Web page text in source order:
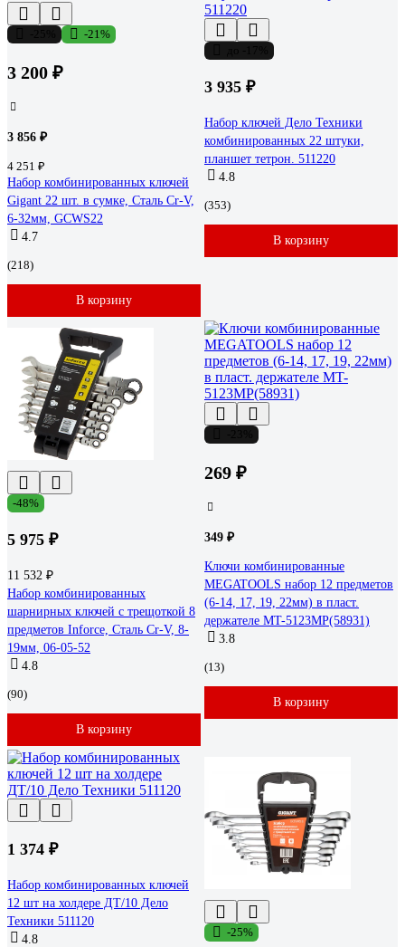
-21%
3 200 ₽
3 856 ₽
4 251 ₽
Набор комбинированных ключей
Gigant 22 шт. в сумке, Сталь Cr-V,
6-32мм, GCWS22
4.7
(218)
В корзину
3 935 ₽
Набор ключей Дело Техники
комбинированных 22 штуки,
планшет тетрон. 511220
4.8
(353)
В корзину
-48%
5 975 ₽
11 532 ₽
Набор комбинированных
шарнирных ключей с трещоткой 8
предметов Inforce, Сталь Cr-V, 8-
19мм, 06-05-52
4.8
(90)
В корзину
269 ₽
349 ₽
Ключи комбинированные
MEGATOOLS набор 12 предметов
(6-14, 17, 19, 22мм) в пласт.
держателе MT-5123MP(58931)
3.8
(13)
В корзину
1 374 ₽
Набор комбинированных ключей
12 шт на холдере ДТ/10 Дело
Техники 511120
4.8
-25%